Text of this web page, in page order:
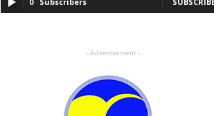
- Advertisement -